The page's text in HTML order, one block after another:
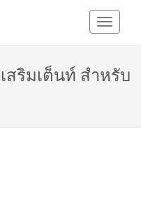
Toggle
สริมเต็นท์ สำหรับ